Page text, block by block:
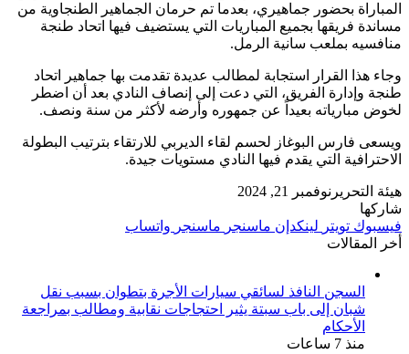
المباراة بحضور جماهيري، بعدما تم حرمان الجماهير الطنجاوية من
مساندة فريقها بجميع المباريات التي يستضيف فيها اتحاد طنجة
منافسيه بملعب سانية الرمل.
وجاء هذا القرار استجابة لمطالب عديدة تقدمت بها جماهير اتحاد
طنجة وإدارة الفريق، التي دعت إلى إنصاف النادي بعد أن اضطر
لخوض مبارياته بعيداً عن جمهوره وأرضه لأكثر من سنة ونصف.
ويسعى فارس البوغاز لحسم لقاء الديربي للارتقاء بترتيب البطولة
الاحترافية التي يقدم فيها النادي مستويات جيدة.
هيئة التحرير نوفمبر 21, 2024
شاركها
فيسبوك تويتر لينكدإن ماسنجر ماسنجر واتساب
أخر المقالات
السجن النافذ لسائقي سيارات الأجرة بتطوان بسبب نقل
شبان إلى باب سبتة يثير احتجاجات نقابية ومطالب بمراجعة
الأحكام
منذ 7 ساعات